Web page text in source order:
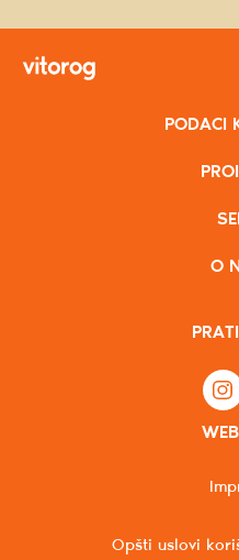
PODACI
O
Opšti uslovi